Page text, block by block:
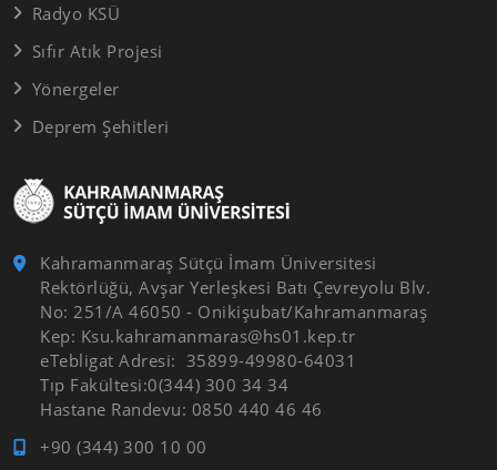
Kahramanmaraş Sütçü İmam Üniversitesi
Rektörlüğü, Avşar Yerleşkesi Batı Çevreyolu Blv.
No: 251/A 46050 - Onikişubat/Kahramanmaraş
Kep: Ksu.kahramanmaras@hs01.kep.tr
eTebligat Adresi: 35899-49980-64031
Tıp Fakültesi:0(344) 300 34 34
Hastane Randevu: 0850 440 46 46
+90 (344) 300 10 00
Radyo KSÜ
Sıfır Atık Projesi
Yönergeler
Deprem Şehitleri